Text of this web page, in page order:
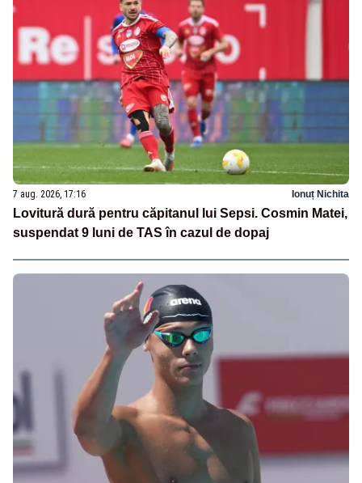
7 aug. 2026, 17:16 Ionuț Nichita
Lovitură dură pentru căpitanul lui Sepsi. Cosmin Matei,
suspendat 9 luni de TAS în cazul de dopaj